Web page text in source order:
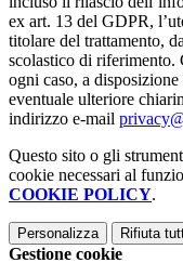
ex art. 13 del GDPR,
titolare del trattamento,
scolastico di riferimento.
ogni caso, a
eventuale ulteriore
indirizzo e-mail
Questo sito o gli
cookie necessari al
COOKIE POLICY.
Personalizza Rifiuta
Gestione cookie